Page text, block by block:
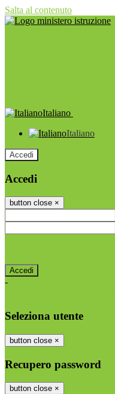
Salta al contenuto
Italiano
Italiano
Accedi
Accedi
button close ×
-
Seleziona utente
button close ×
Recupero password
button close ×